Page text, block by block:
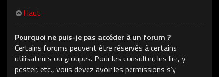
Haut
Pourquoi ne puis-je pas accéder à un forum ?
Certains forums peuvent être réservés à certains
utilisateurs ou groupes. Pour les consulter, les lire, y
poster, etc., vous devez avoir les permissions s’y